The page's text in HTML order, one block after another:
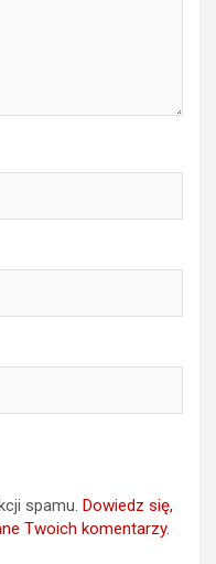
spamu. Dowiedz się,
Twoich komentarzy.